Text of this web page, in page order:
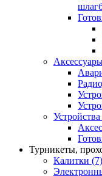
Турникеты,
Калитки (7)